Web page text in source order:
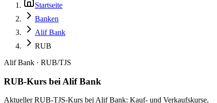
Startseite
Banken
Alif Bank
RUB
Alif Bank · RUB/TJS
RUB-Kurs bei Alif Bank
Aktueller RUB-TJS-Kurs bei Alif Bank: Kauf- und Verkaufskurse,